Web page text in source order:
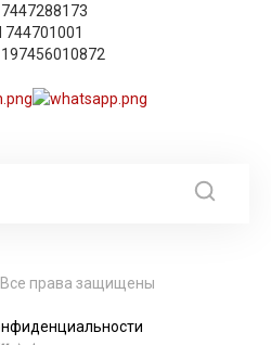
744701001
права защищены